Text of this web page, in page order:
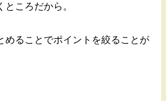
ところだから。
めることでポイントを絞ることが